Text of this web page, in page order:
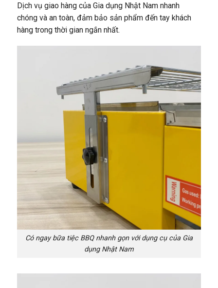
Dịch vụ giao hàng của Gia dụng Nhật Nam nhanh
chóng và an toàn, đảm bảo sản phẩm đến tay khách
hàng trong thời gian ngắn nhất.
Có ngay bữa tiệc BBQ nhanh gọn với dụng cụ của Gia
dụng Nhật Nam